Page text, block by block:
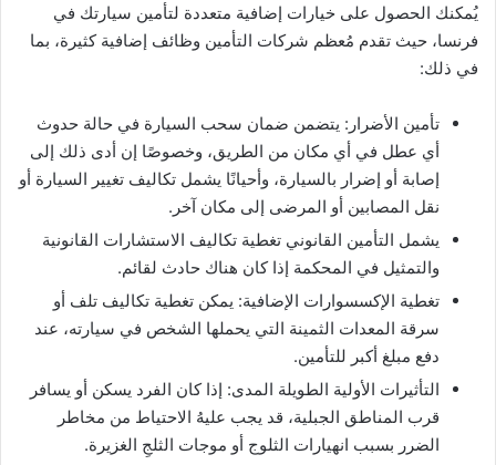
يُمكنك الحصول على خيارات إضافية متعددة لتأمين سيارتك في
فرنسا، حيث تقدم مُعظم شركات التأمين وظائف إضافية كثيرة، بما
في ذلك:
تأمين الأضرار: يتضمن ضمان سحب السيارة في حالة حدوث
أي عطل في أي مكان من الطريق، وخصوصًا إن أدى ذلك إلى
إصابة أو إضرار بالسيارة، وأحيانًا يشمل تكاليف تغيير السيارة أو
نقل المصابين أو المرضى إلى مكان آخر.
يشمل التأمين القانوني تغطية تكاليف الاستشارات القانونية
والتمثيل في المحكمة إذا كان هناك حادث لقائم.
تغطية الإكسسوارات الإضافية: يمكن تغطية تكاليف تلف أو
سرقة المعدات الثمينة التي يحملها الشخص في سيارته، عند
دفع مبلغ أكبر للتأمين.
التأثيرات الأولية الطويلة المدى: إذا كان الفرد يسكن أو يسافر
قرب المناطق الجبلية، قد يجب عليهُ الاحتياط من مخاطر
الضرر بسبب انهيارات الثلوج أو موجات الثلجِ الغزيرة.